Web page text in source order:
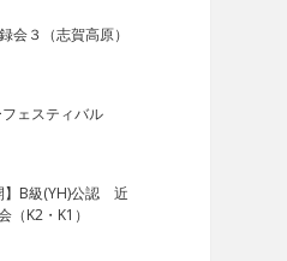
会３（志賀高原）
ェスティバル
】B級(YH)公認 近
K2・K1）